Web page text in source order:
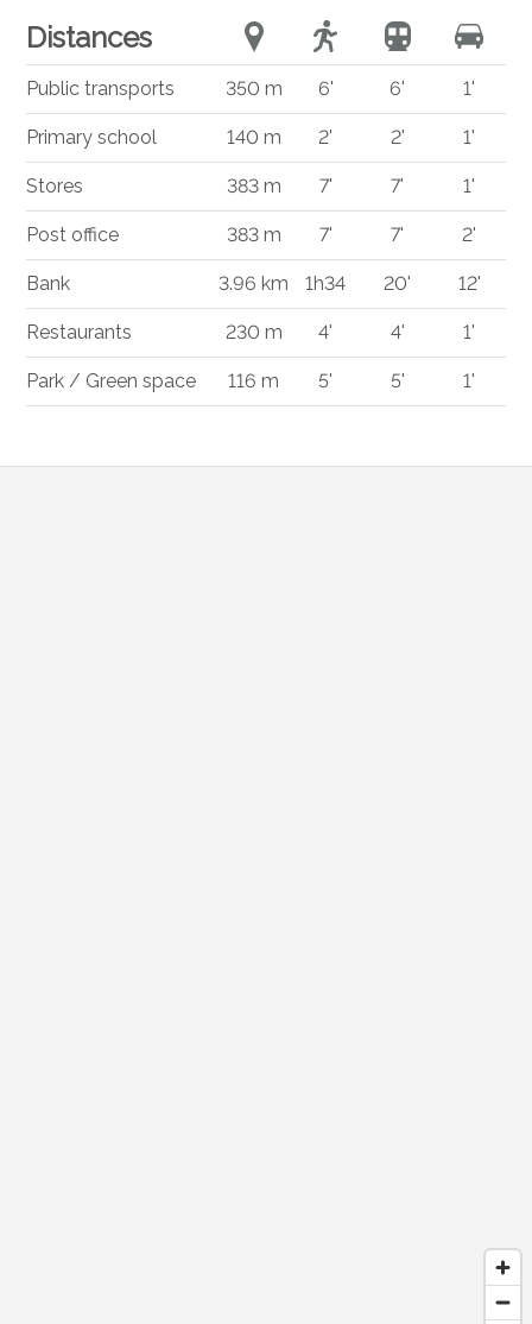
Distances
Public transports 350 m 6' 6' 1'
Primary school 140 m 2' 2' 1'
Stores 383 m 7' 7' 1'
Post office 383 m 7' 7' 2'
Bank 3.96 km 1h34 20' 12'
Restaurants 230 m 4' 4' 1'
Park / Green space 116 m 5' 5' 1'